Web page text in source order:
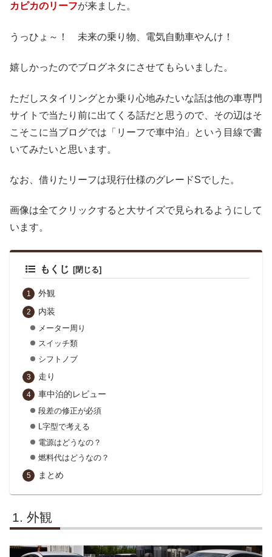
カピカのリーフが来ました。
うっひょ～！ 未来の乗り物、電気自動車やんけ！
嬉しかったのでブログネタにさせてもらいました。
ただしスタイリングとか乗り心地みたいな話は他の車専門
サイトで当たり前に出てくる話だと思うので、その辺はそ
こそこに当ブログでは「リーフで車中泊」という目線で書
いてみたいと思います。
なお、借りたリーフは現行仕様のグレードSでした。
画像は全てクリックすると大サイズで見られるようにして
います。
もくじ
外観
内装
メーター周り
スイッチ類
シフトノブ
走り
車中泊的レビュー
段差の修正が必須
L字型で考える
電源はどうなの？
燃料代はどうなの？
まとめ
外観